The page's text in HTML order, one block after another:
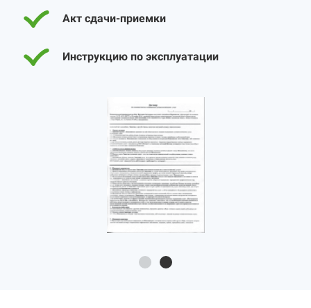
Акт сдачи-приемки
Инструкцию по эксплуатации